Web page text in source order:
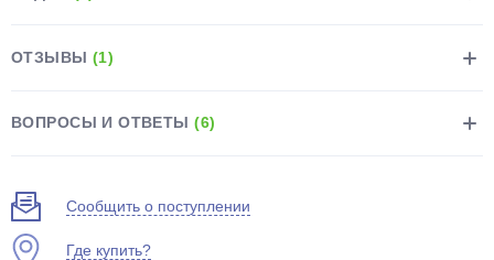
ОТЗЫВЫ (1)
ВОПРОСЫ И ОТВЕТЫ(6)
Сообщить о поступлении
Где купить?